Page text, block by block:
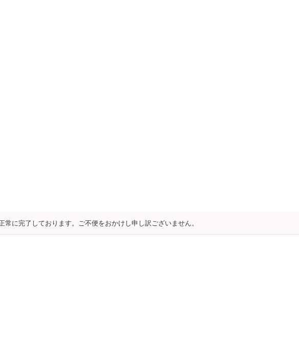
に完了しております。ご不便をおかけし申し訳ございません。